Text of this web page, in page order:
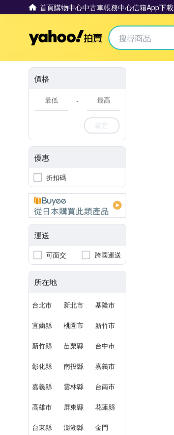
首頁購物中心中古車帳務中心信箱App下載
Yahoo拍賣
價格
-
確定
優惠
折扣碼
運送
可面交 跨國運送
所在地
台北市 新北市 基隆市
宜蘭縣 桃園市 新竹市
新竹縣 苗栗縣 台中市
彰化縣 南投縣 嘉義市
嘉義縣 雲林縣 台南市
高雄市 屏東縣 花蓮縣
台東縣 澎湖縣 金門